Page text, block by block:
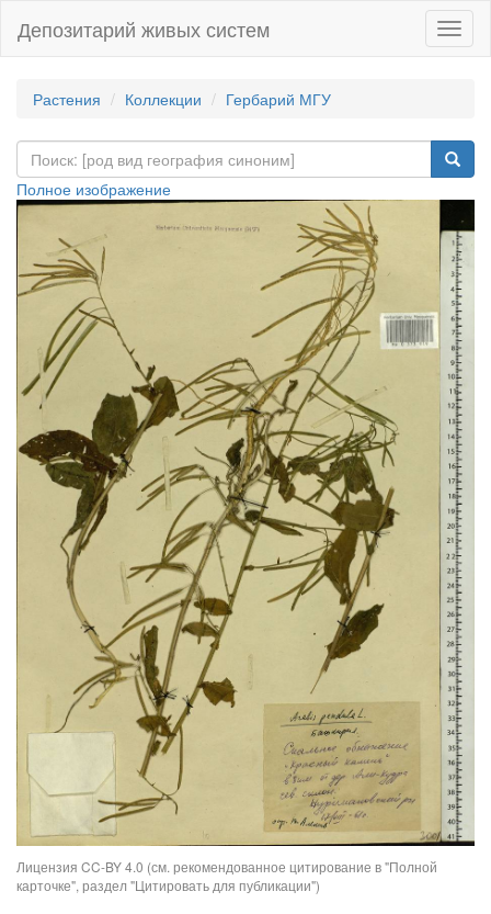
Депозитарий живых систем
Растения Коллекции Гербарий МГУ
Полное изображение
Лицензия CC-BY 4.0 (см. рекомендованное цитирование в "Полной
карточке", раздел "Цитировать для публикации")